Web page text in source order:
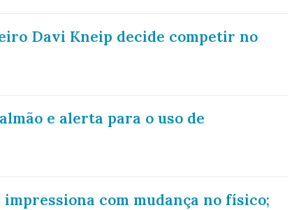
Davi Kneip decide competir no
e alerta para o uso de
com mudança no físico;